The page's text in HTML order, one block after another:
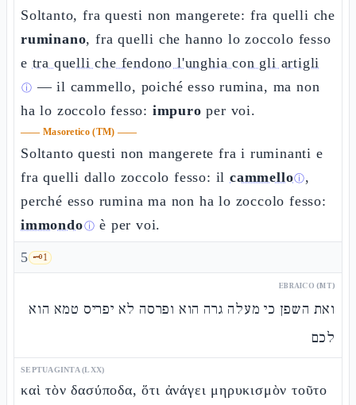
Soltanto, fra questi non mangerete: fra quelli che
ruminano, fra quelli che hanno lo zoccolo fesso
e tra quelli che fendono l'unghia con gli artigli
ⓘ — il cammello, poiché esso rumina, ma non
ha lo zoccolo fesso: impuro per voi.
—— Masoretico (TM) ——
Soltanto questi non mangerete fra i ruminanti e
fra quelli dallo zoccolo fesso: ilcammelloⓘ,
perché esso rumina ma non ha lo zoccolo fesso:
immondoⓘ è per voi.
5 🗝️1
EBRAICO (MT)
ואת השפן כי מעלה גרה הוא ופרסה לא יפריס טמא הוא
לכם
SEPTUAGINTA (LXX)
καὶ τὸν δασύποδα, ὅτι ἀνάγει μηρυκισμὸν τοῦτο